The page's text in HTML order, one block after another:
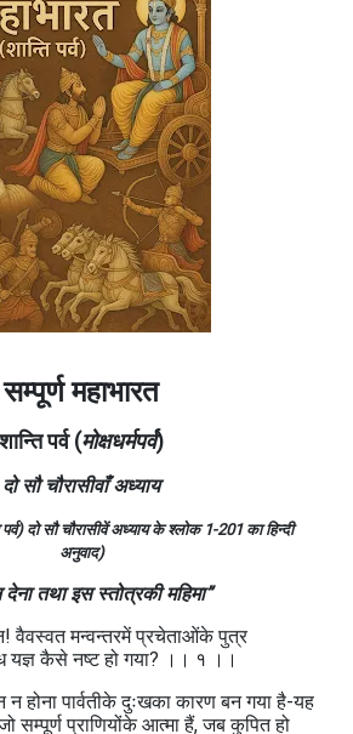
सम्पूर्ण महाभारत
शान्ति पर्व (मोक्षधर्मपर्व)
दो सौ चौरासीवाँ अध्याय
पर्व) दो सौ चौरासीवें अध्याय के श्लोक 1-201का हिन्दी
अनुवाद)
देना तथा इस स्तोत्रकी महिमा”
वैवस्वत मन्वन्तरमें प्रचेताओंके पुत्र
यज्ञ कैसे नष्ट हो गया? ।। १ ।।
न होना पार्वतीके दुःखका कारण बन गया है-यह
सम्पूर्ण प्राणियोंके आत्मा हैं, जब कुपित हो